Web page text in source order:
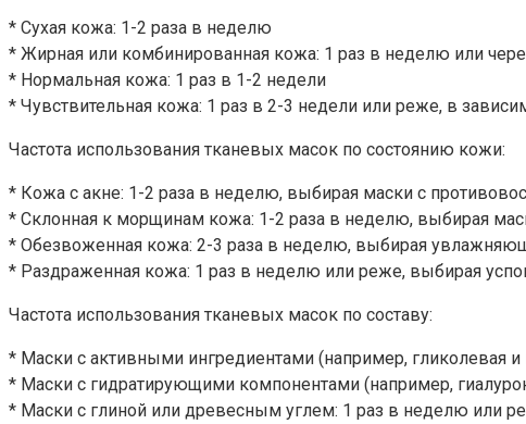
* Сухая кожа: 1-2 раза в неделю
* Жирная или комбинированная кожа: 1 раз в неделю или
* Нормальная кожа: 1 раз в 1-2 недели
* Чувствительная кожа: 1 раз в 2-3 недели или реже, в
Частота использования тканевых масок по состоянию кожи:
* Кожа с акне: 1-2 раза в неделю, выбирая маски с
* Склонная к морщинам кожа: 1-2 раза в неделю, выбирая
* Обезвоженная кожа: 2-3 раза в неделю, выбирая
* Раздраженная кожа: 1 раз в неделю или реже, выбирая
Частота использования тканевых масок по составу:
* Маски с активными ингредиентами (например, гликолевая
* Маски с гидратирующими компонентами (например,
* Маски с глиной или древесным углем: 1 раз в неделю или